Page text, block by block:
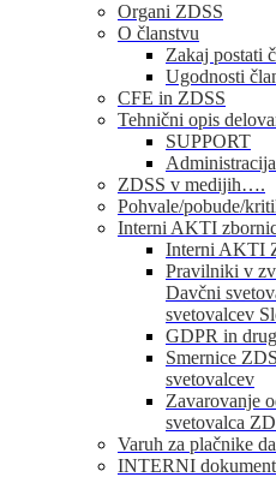
Organi ZDSS
O članstvu
Zakaj postati
Ugodnosti
CFE in ZDSS
Tehnični opis
SUPPORT
ZDSS v medijih….
Pohvale/pobude/
Interni AKTI
Interni AKTI
Pravilniki v
Davčni
svetovalcev
GDPR in
Smernice
svetovalcev
Zavarovanje
svetovalca
Varuh za plačnike
INTERNI